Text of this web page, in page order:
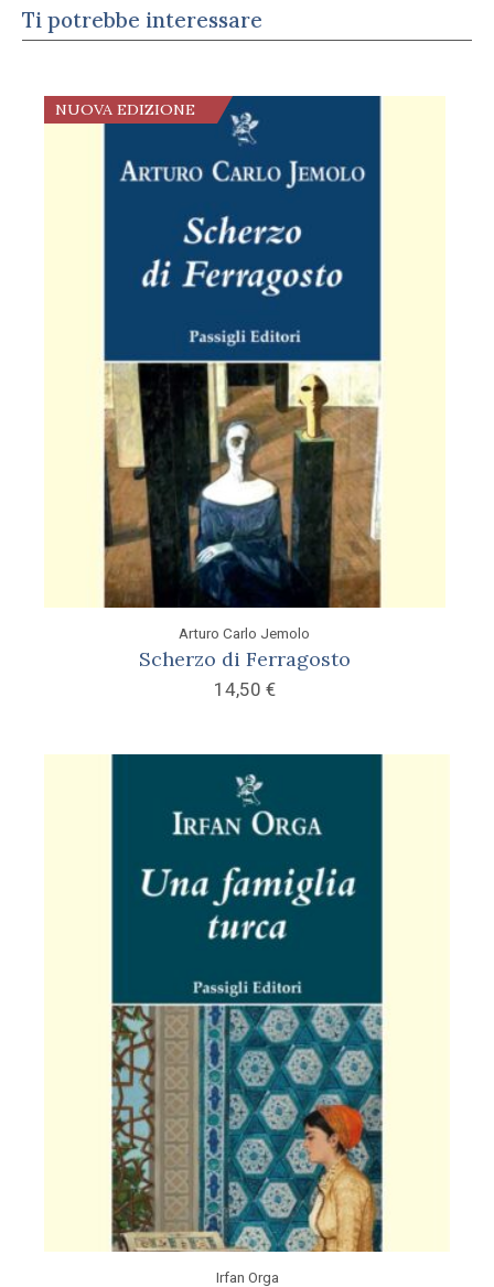
Ti potrebbe interessare
NUOVA EDIZIONE
Arturo Carlo Jemolo
Scherzo di Ferragosto
14,50 €
Irfan Orga